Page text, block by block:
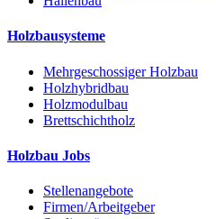
Holzbausysteme
Mehrgeschossiger Holzbau
Holzhybridbau
Holzmodulbau
Brettschichtholz
Holzbau Jobs
Stellenangebote
Firmen/Arbeitgeber